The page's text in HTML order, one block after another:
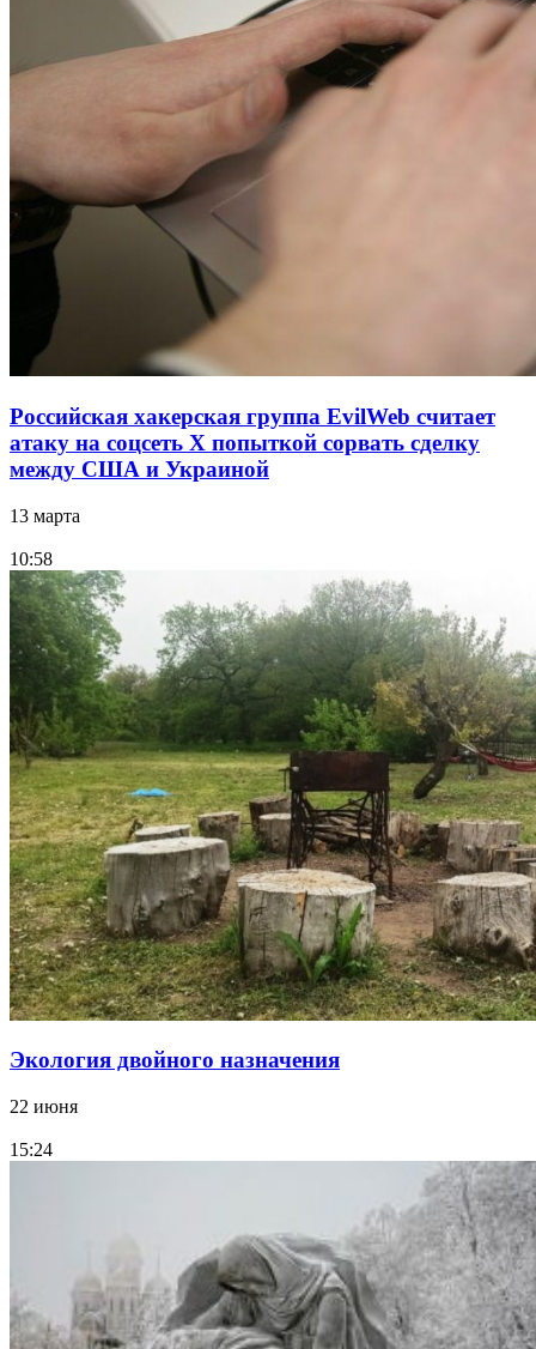
Российская хакерская группа EvilWeb считает
атаку на соцсеть Х попыткой сорвать сделку
между США и Украиной
13 марта
10:58
Экология двойного назначения
22 июня
15:24